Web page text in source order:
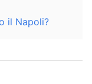
il Napoli?